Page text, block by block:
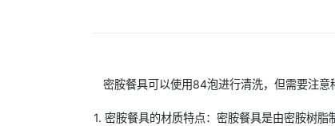
密胺餐具可以使用84泡进行清洗，但需要注意
1. 密胺餐具的材质特点：密胺餐具是由密胺树脂